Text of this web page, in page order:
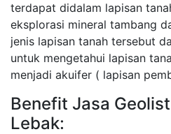
terdapat didalam lapisan
eksplorasi mineral tambang
jenis lapisan tanah tersebut
untuk mengetahui lapisan
menjadi akuifer ( lapisan
Benefit Jasa
Lebak: